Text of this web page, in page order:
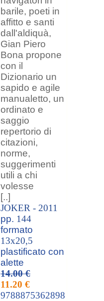
barile, poeti in
affitto e santi
dall'aldiquà,
Gian Piero
Bona propone
con il
Dizionario un
sapido e agile
manualetto, un
ordinato e
saggio
repertorio di
citazioni,
norme,
suggerimenti
utili a chi
volesse
[..]
JOKER - 2011
pp. 144
formato
13x20,5
plastificato con
alette
14.00 €
11.20 €
9788875362898